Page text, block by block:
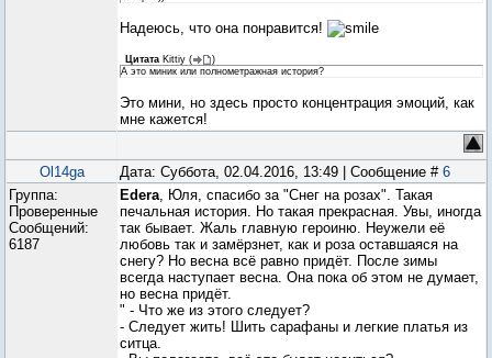
Надеюсь, что она понравится!
Цитата Kittiy (
)
А это миник или полнометражная история?
Это мини, но здесь просто концентрация эмоций, как
мне кажется!
Ol14ga Дата: Суббота, 02.04.2016, 13:49 | Сообщение # 6
Группа:
Проверенные
Сообщений:
6187
Edera, Юля, спасибо за "Снег на розах". Такая
печальная история. Но такая прекрасная. Увы, иногда
так бывает. Жаль главную героиню. Неужели её
любовь так и замёрзнет, как и роза оставшаяся на
снегу? Но весна всё равно придёт. После зимы
всегда наступает весна. Она пока об этом не думает,
но весна придёт.
" - Что же из этого следует?
- Следует жить! Шить сарафаны и легкие платья из
ситца.